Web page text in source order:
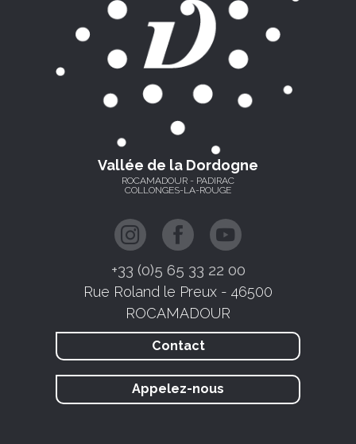
Vallée de la Dordogne
ROCAMADOUR - PADIRAC
COLLONGES-LA-ROUGE
+33 (0)5 65 33 22 00
Rue Roland le Preux - 46500
ROCAMADOUR
Contact
Appelez-nous